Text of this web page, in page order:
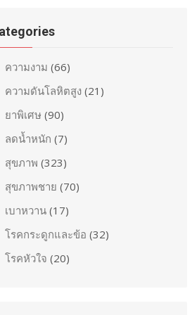
ความงาม (66)
ความดันโลหิตสูง (21)
ยาพิเศษ (90)
ลดน้ำหนัก (7)
สุขภาพ (323)
สุขภาพชาย (70)
เบาหวาน (17)
โรคกระดูกและข้อ (32)
โรคหัวใจ (20)